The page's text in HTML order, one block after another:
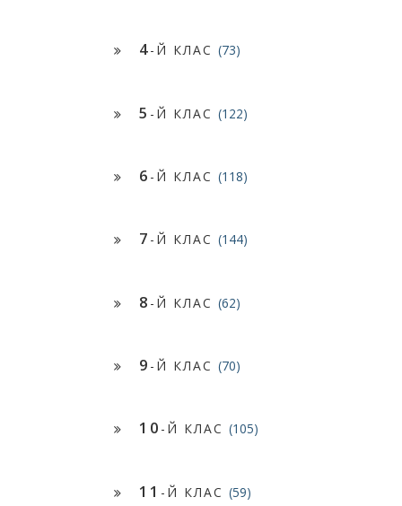
4-Й КЛАС (73)
5 -Й КЛАС (122)
6 -Й КЛАС (118)
7 -Й КЛАС (144)
8 -Й КЛАС (62)
9 -Й КЛАС (70)
10 -Й КЛАС (105)
11 -Й КЛАС (59)